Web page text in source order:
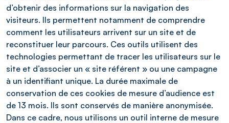
d’obtenir des informations sur la navigation des
visiteurs. Ils permettent notamment de comprendre
comment les utilisateurs arrivent sur un site et de
reconstituer leur parcours. Ces outils utilisent des
technologies permettant de tracer les utilisateurs sur le
site et d’associer un « site référent » ou une campagne
à un identifiant unique. La durée maximale de
conservation de ces cookies de mesure d’audience est
de 13 mois. Ils sont conservés de manière anonymisée.
Dans ce cadre, nous utilisons un outil interne de mesure